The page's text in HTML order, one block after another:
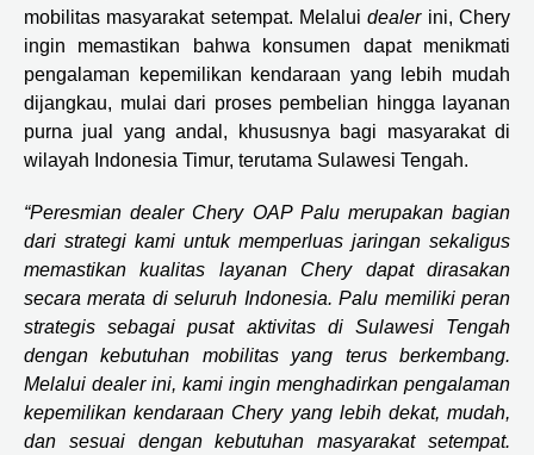
mobilitas masyarakat setempat. Melaluidealerini, Chery
ingin memastikan bahwa konsumen dapat menikmati
pengalaman kepemilikan kendaraan yang lebih mudah
dijangkau, mulai dari proses pembelian hingga layanan
purna jual yang andal, khususnya bagi masyarakat di
wilayah Indonesia Timur, terutama Sulawesi Tengah.
“Peresmian dealer Chery OAP Palu merupakan bagian
dari strategi kami untuk memperluas jaringan sekaligus
memastikan kualitas layanan Chery dapat dirasakan
secara merata di seluruh Indonesia. Palu memiliki peran
strategis sebagai pusat aktivitas di Sulawesi Tengah
dengan kebutuhan mobilitas yang terus berkembang.
Melalui dealer ini, kami ingin menghadirkan pengalaman
kepemilikan kendaraan Chery yang lebih dekat, mudah,
dan sesuai dengan kebutuhan masyarakat setempat.